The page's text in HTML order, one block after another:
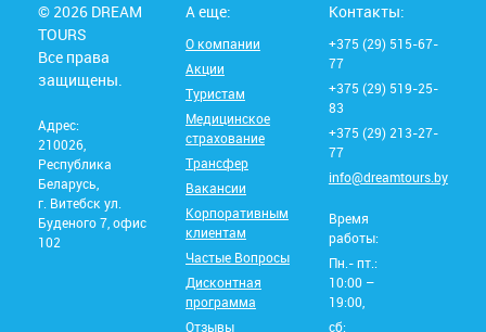
© 2026 DREAM
TOURS
Все права
защищены.
Адрес:
210026,
Республика
Беларусь,
г. Витебск ул.
Буденого 7, офис
102
А еще:
О компании
Акции
Туристам
Медицинское
страхование
Трансфер
Вакансии
Корпоративным
клиентам
Частые Вопросы
Дисконтная
программа
Отзывы
Контакты:
+375 (29) 515-67-
77
+375 (29) 519-25-
83
+375 (29) 213-27-
77
info@dreamtours.by
Время
работы:
Пн.- пт.:
10:00 –
19:00,
сб: